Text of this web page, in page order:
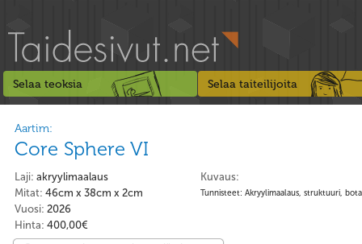
Selaa teoksia Selaa taiteilijoita
Aartim:
Core Sphere VI
Kuvaus:
Tunnisteet: Akryylimaalaus, struktuuri,
Laji: akryylimaalaus
Mitat: 46cm x 38cm x 2cm
Vuosi: 2026
Hinta: 400,00€